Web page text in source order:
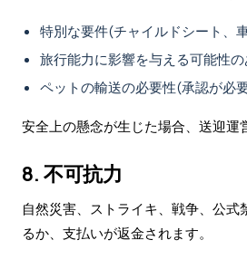
特別な要件(チャイルドシート、
旅行能力に影響を与える可能性
ペットの輸送の必要性(承認が必
安全上の懸念が生じた場合、送迎運
8. 不可抗力
自然災害、ストライキ、戦争、公
るか、支払いが返金されます。